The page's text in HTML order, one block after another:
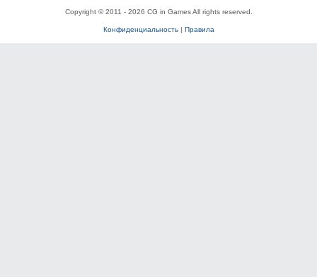
Copyright © 2011 - 2026 CG in Games All rights reserved.
Конфиденциальность| Правила